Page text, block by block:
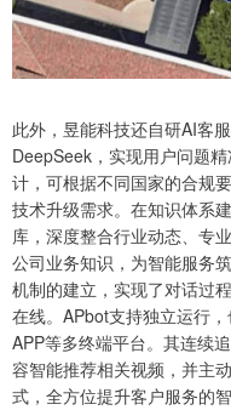
此外，昱能科技还自研AI客
DeepSeek，实现用户问题
计，可根据不同国家的合规
技术升级需求。在知识体系
库，深度整合行业动态、专
公司业务知识，为智能服务
机制的建立，实现了对话过
在线。APbot支持独立运行，
APP等多终端平台。其连续
容智能推荐相关视频，并主
式，全方位提升客户服务的